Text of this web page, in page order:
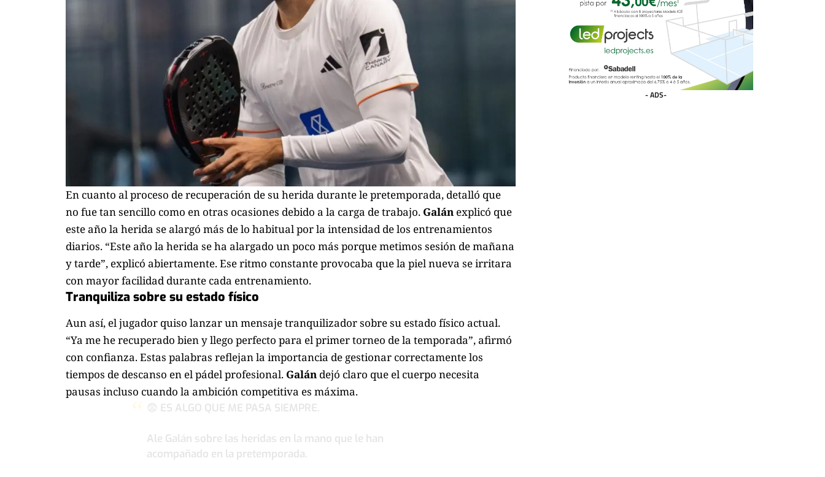
En cuanto al proceso de recuperación de su herida durante le pretemporada, detalló que
no fue tan sencillo como en otras ocasiones debido a la carga de trabajo. Galán explicó que
este año la herida se alargó más de lo habitual por la intensidad de los entrenamientos
diarios. “Este año la herida se ha alargado un poco más porque metimos sesión de mañana
y tarde”, explicó abiertamente. Ese ritmo constante provocaba que la piel nueva se irritara
con mayor facilidad durante cada entrenamiento.
Tranquiliza sobre su estado físico
Aun así, el jugador quiso lanzar un mensaje tranquilizador sobre su estado físico actual.
“Ya me he recuperado bien y llego perfecto para el primer torneo de la temporada”, afirmó
con confianza. Estas palabras reflejan la importancia de gestionar correctamente los
tiempos de descanso en el pádel profesional. Galán dejó claro que el cuerpo necesita
pausas incluso cuando la ambición competitiva es máxima.
😨 ES ALGO QUE ME PASA SIEMPRE.
Ale Galán sobre las heridas en la mano que le han
acompañado en la pretemporada.
- ADS-